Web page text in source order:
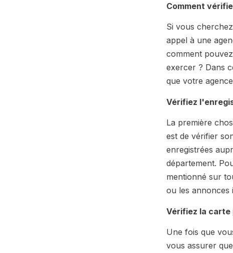
Comment
Si vous
appel à une
comment
exercer ? Dans
que votre
Vérifiez
La première
est de vérifier
enregistrées
département.
mentionné sur
ou les annonces
Vérifiez la carte
Une fois que
vous assurer